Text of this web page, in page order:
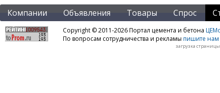
Компании Объявления Товары Спрос
Copyright © 2011-2026 Портал цемента и бетона
По вопросам сотрудничества и рекламы пишите нам
загрузка